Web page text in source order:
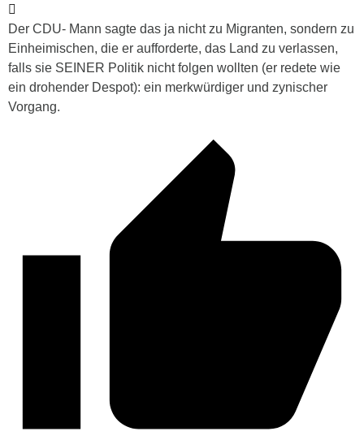
Der CDU- Mann sagte das ja nicht zu Migranten, sondern zu
Einheimischen, die er aufforderte, das Land zu verlassen,
falls sie SEINER Politik nicht folgen wollten (er redete wie
ein drohender Despot): ein merkwürdiger und zynischer
Vorgang.